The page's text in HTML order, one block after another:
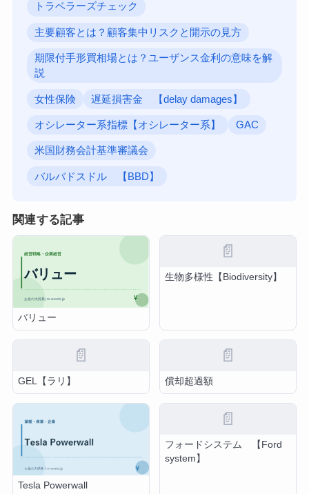
トラベラーズチェック
主要顧客とは？顧客集中リスクと開示の見方
期限付手形買相場とは？ユーザンス金利の意味を解
説
女性保険 遅延損害金 【delay damages】
オシレーター系指標【オシレーター系】 GAC
米国財務会計基準審議会
バルバドスドル 【BBD】
関連する記事
バリュー
📄
生物多様性【Biodiversity】
📄
GEL【ラリ】
📄
償却超過額
Tesla Powerwall
📄
フォードシステム 【Ford
system】